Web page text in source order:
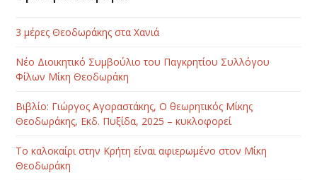
3 μέρες Θεοδωράκης στα Χανιά
Νέο Διοικητικό Συμβούλιο του Παγκρητίου Συλλόγου
Φίλων Μίκη Θεοδωράκη
Βιβλίο: Γιώργος Αγοραστάκης, Ο θεωρητικός Μίκης
Θεοδωράκης, Εκδ. Πυξίδα, 2025 – κυκλοφορεί
Το καλοκαίρι στην Κρήτη είναι αφιερωμένο στον Μίκη
Θεοδωράκη